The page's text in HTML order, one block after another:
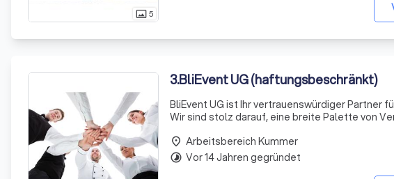
photo_size_select_actual5
3.BliEvent UG (haftungsbeschränkt)
BliEvent UG ist Ihr vertrauenswürdiger Partner
Wir sind stolz darauf, eine breite Palette von
place Arbeitsbereich Kummer
timelapse Vor 14 Jahren gegründet